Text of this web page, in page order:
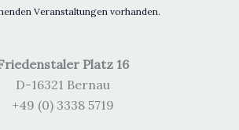
Veranstaltungen vorhanden.
Platz 16
D-16321 Bernau
+49 (0) 3338 5719